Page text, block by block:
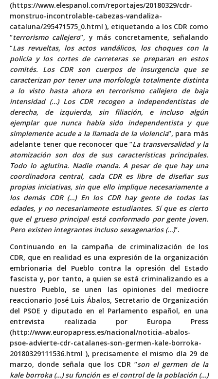
(https://www.elespanol.com/reportajes/20180329/cdr-
monstruo-incontrolable-cabezas-vandaliza-
cataluna/295471575_0.html ), etiquetando a los CDR como
“terrorismo callejero”, y más concretamente, señalando
“Las revueltas, los actos vandálicos, los choques con la
policía y los cortes de carreteras se preparan en estos
comités. Los CDR son cuerpos de insurgencia que se
caracterizan por tener una morfología totalmente distinta
a lo visto hasta ahora en terrorismo callejero de baja
intensidad (…) Los CDR recogen a independentistas de
derecha, de izquierda, sin filiación, e incluso algún
ejemplar que nunca había sido independentista y que
simplemente acude a la llamada de la violencia”, para más
adelante tener que reconocer que “La transversalidad y la
atomización son dos de sus características principales.
Todo lo aglutina. Nadie manda. A pesar de que hay una
coordinadora central, cada CDR es libre de diseñar sus
propias iniciativas, sin que ello implique necesariamente a
los demás CDR (…) En los CDR hay gente de todas las
edades, y no necesariamente estudiantes. Sí que es cierto
que el grueso principal está conformado por gente joven.
Pero existen integrantes incluso sexagenarios (…)”.
Continuando en la campaña de criminalización de los
CDR, que en realidad es una expresión de la organización
embrionaria del Pueblo contra la opresión del Estado
fascista y, por tanto, a quien se está criminalizando es a
nuestro Pueblo, se unen las opiniones del mediocre
reaccionario José Luis Ábalos, Secretario de Organización
del PSOE y diputado en el Parlamento español, en una
entrevista realizada por Europa Press
(http://www.europapress.es/nacional/noticia-abalos-
psoe-advierte-cdr-catalanes-son-germen-kale-borroka-
20180329111536.html ), precisamente el mismo día 29 de
marzo, donde señala que los CDR “son el germen de la
kale borroka (…) su función es el control de la población (…)